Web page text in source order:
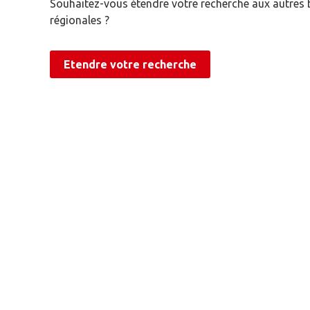
Souhaitez-vous étendre votre recherche aux autres
régionales ?
Etendre votre recherche